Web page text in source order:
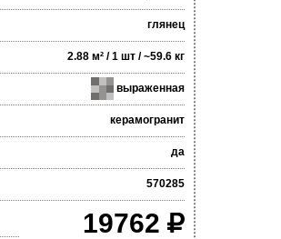
глянец
2.88 м² / 1 шт / ~59.6 кг
выраженная
керамогранит
да
570285
19762